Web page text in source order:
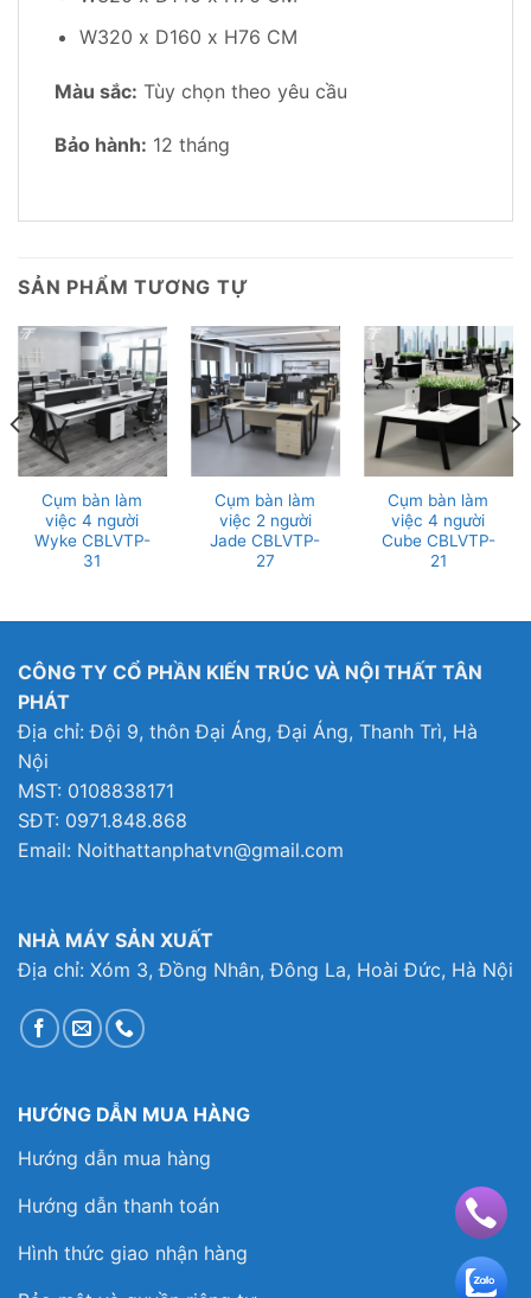
W320 x D160 x H76 CM
Màu sắc: Tùy chọn theo yêu cầu
Bảo hành: 12 tháng
SẢN PHẨM TƯƠNG TỰ
Cụm bàn làm
việc 4 người
Wyke CBLVTP-
31
Cụm bàn làm
việc 2 người
Jade CBLVTP-
27
Cụm bàn làm
việc 4 người
Cube CBLVTP-
21
CÔNG TY CỔ PHẦN KIẾN TRÚC VÀ NỘI THẤT TÂN
PHÁT
Địa chỉ: Đội 9, thôn Đại Áng, Đại Áng, Thanh Trì, Hà
Nội
MST: 0108838171
SĐT: 0971.848.868
Email: Noithattanphatvn@gmail.com
NHÀ MÁY SẢN XUẤT
Địa chỉ: Xóm 3, Đồng Nhân, Đông La, Hoài Đức, Hà Nội
HƯỚNG DẪN MUA HÀNG
Hướng dẫn mua hàng
Hướng dẫn thanh toán
Hình thức giao nhận hàng